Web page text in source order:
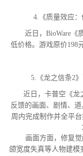
4.《质量效应：仙
近日，BioWare《质
低价格。游戏原价198
5.《龙之信条2》
近日，卡普空《龙之
反馈的画面、剧情、
周内完成制作并全平台
画面方面，修复觉
颌宽度失真等人物建模